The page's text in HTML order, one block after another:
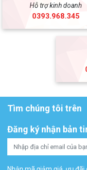
Hỗ trợ kinh doanh
0393.968.345
Tìm chúng tôi trên
Đăng ký nhận bản